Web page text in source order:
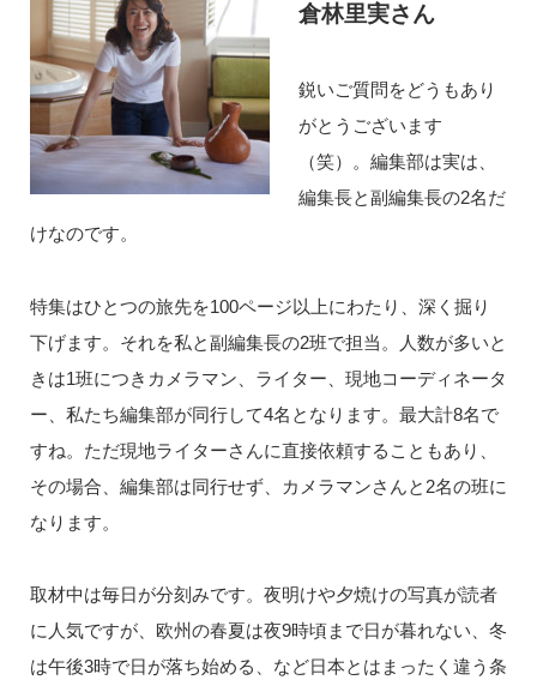
倉林里実さん
鋭いご質問をどうもあり
がとうございます
（笑）。編集部は実は、
編集長と副編集長の2名だ
けなのです。
特集はひとつの旅先を100ページ以上にわたり、深く掘り
下げます。それを私と副編集長の2班で担当。人数が多いと
きは1班につきカメラマン、ライター、現地コーディネータ
ー、私たち編集部が同行して4名となります。最大計8名で
すね。ただ現地ライターさんに直接依頼することもあり、
その場合、編集部は同行せず、カメラマンさんと2名の班に
なります。
取材中は毎日が分刻みです。夜明けや夕焼けの写真が読者
に人気ですが、欧州の春夏は夜9時頃まで日が暮れない、冬
は午後3時で日が落ち始める、など日本とはまったく違う条